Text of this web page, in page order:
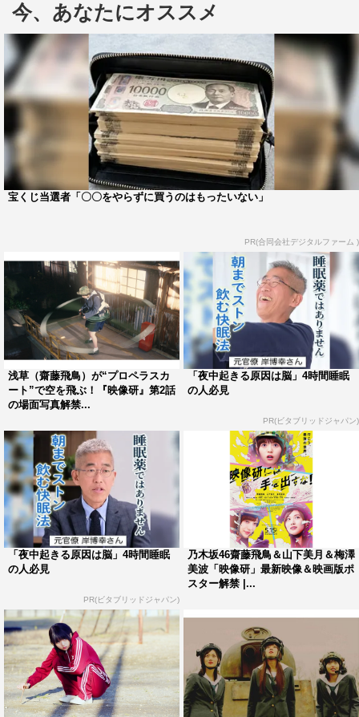
SNS上で大きな盛り上がりを見せている。
この度、本作のボイス付きLINEスタンプが発売となっ
た。「面白くなってきやがった！」といった浅草の作中キ
ラーワードに加え、表情豊かで元気いっぱいな水崎、怒り
に燃え叫ぶ金森など、齋藤・山下・梅澤が演じる「映像
研」電撃三人娘の様々な表情を切り取ったものだ。
さらには毅然とした表情の小西桜子、喧嘩を売る福本莉
子、おびえた表情の桜田ひより、鬼気迫る板垣瑞生といっ
問・藤本先生役を演じる髙嶋政宏の絵柄も収録。
撮りおろしとなった「ありがとうございます」というスタ
ンダードなボイスも、浅草は最後までセリフを言えていな
いなど、各キャラクターの個性を表現しており、日常の会
話の中でもその世界観を堪能することができる。
また「浅草みどりの画像の出し方がわからない」「キャス
ト名を言うと、しらばっくれてくる」など、数々の小ネタ
がSNSで湧いている「映像研」LINE公式アカウント、浅
草の帽子や金森の眼鏡などで写真をデコレーションできる
「LINEカメラスタンプ」なども展開中だ。
そして、9月25日（金）20時からは、LINE LIVEにて「実
写『映像研には手を出すな！』初日に観るか？週末に観る
か？公開初日をみんなで祝う配信イベント」も開催され
る。詳細は公式サイトを参照。
＜作品情報＞
「映像研には手を出すな！」
2020年9月25日（金）より全国公開
キャスト：齋藤飛鳥 山下美月 梅澤美波 小西桜子 グ
今、あなたにオススメ
宝くじ当選者「〇〇をやらずに買うのはもったいない」
PR(合同会社デジタルファーム )
浅草（齋藤飛鳥）が“プロペラスカ
ート”で空を飛ぶ！『映像研』第2話
の場面写真解禁...
「夜中起きる原因は脳」4時間睡眠
の人必見
PR(ビタブリッドジャパン)
「夜中起きる原因は脳」4時間睡眠
の人必見
PR(ビタブリッドジャパン)
乃木坂46齋藤飛鳥＆山下美月＆梅澤
美波「映像研」最新映像＆映画版ポ
スター解禁 |...